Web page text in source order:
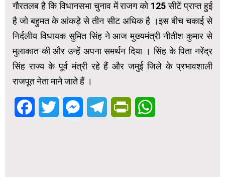
गौरतलब है कि विधानसभा चुनाव में राजग को 125 सीटें प्राप्त हुई
है जो बहुमत के आंकड़े से तीन सीट अधिक है ।इस बीच चकाई से
निर्दलीय विधायक सुमित सिंह ने आज मुख्यमंत्री नीतीश कुमार से
मुलाकात की और उन्हें अपना समर्थन दिया । सिंह के पिता नरेंद्र
सिंह राज्य के पूर्व मंत्री रहे हैं और जमुई जिले के प्रभावशाली
राजपूत नेता माने जाते हैं ।
FacebookTwitter MessengerTelegramPrintFriendly